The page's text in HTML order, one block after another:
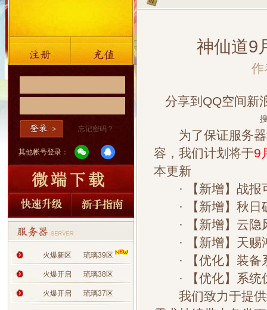
忘记密码？
其他帐号登录：
火爆新区 琉璃39区
火爆开启 琉璃38区
火爆开启 琉璃37区
神仙道9
作
分享到 QQ空间新
为了保证服务器
容，我们计划将于9
本更新
· 【新增】战报
· 【新增】秋日
· 【新增】云隐
· 【新增】天赐
· 【优化】装备
· 【优化】系统
我们致力于提供